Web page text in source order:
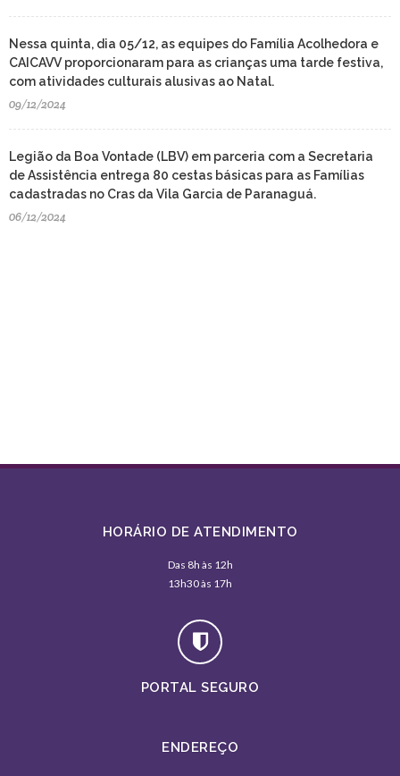
Nessa quinta, dia 05/12, as equipes do Família Acolhedora e
CAICAVV proporcionaram para as crianças uma tarde festiva,
com atividades culturais alusivas ao Natal.
09/12/2024
Legião da Boa Vontade (LBV) em parceria com a Secretaria
de Assistência entrega 80 cestas básicas para as Famílias
cadastradas no Cras da Vila Garcia de Paranaguá.
06/12/2024
HORÁRIO DE ATENDIMENTO
Das 8h às 12h
13h30 às 17h
PORTAL SEGURO
ENDEREÇO